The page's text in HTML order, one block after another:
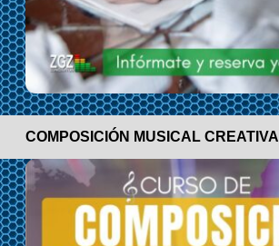
COMPOSICIÓN MUSICAL CREATIVA